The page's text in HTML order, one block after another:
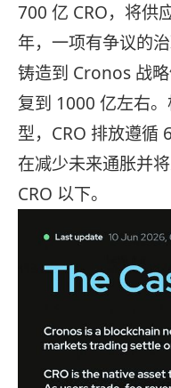
700 亿 CRO，将供
年，一项有争议的
铸造到 Cronos 战
复到 1000 亿左右
型，CRO 排放遵循
在减少未来通胀并
CRO 以下。